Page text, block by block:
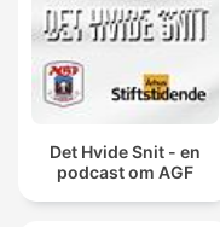
Det Hvide Snit - en
podcast om AGF